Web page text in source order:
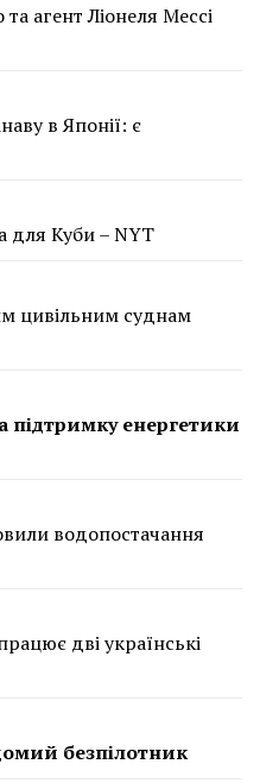
агент Ліонеля Мессі
в Японії: є
для Куби – NYT
цивільним суднам
підтримку енергетики
водопостачання
дві українські
безпілотник